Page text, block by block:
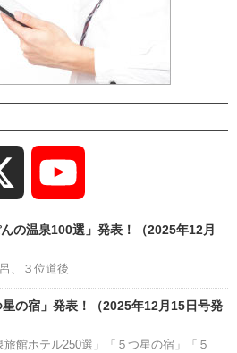
Channel
の温泉100選」発表！（2025年12月
、３位道後
の宿」発表！（2025年12月15日号発
館ホテル250選」「５つ星の宿」「５